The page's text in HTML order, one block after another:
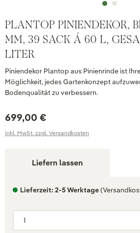
PLANTOP PINIENDEKOR,
MM, 39 SACK Á 60 L,
LITER
Piniendekor Plantop aus Pinienrinde ist
Möglichkeit, jedes Gartenkonzept
Bodenqualität zu verbessern.
699,00 €
inkl. MwSt. zzgl. Versandkosten
Liefern lassen
Lieferzeit: 2-5 Werktage